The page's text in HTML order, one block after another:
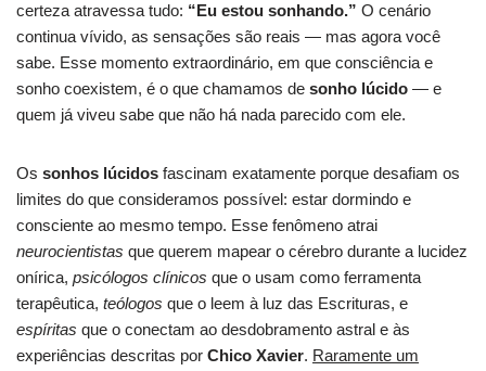
certeza atravessa tudo: “Eu estou sonhando.” O cenário
continua vívido, as sensações são reais — mas agora você
sabe. Esse momento extraordinário, em que consciência e
sonho coexistem, é o que chamamos de sonho lúcido — e
quem já viveu sabe que não há nada parecido com ele.
Os sonhos lúcidos fascinam exatamente porque desafiam os
limites do que consideramos possível: estar dormindo e
consciente ao mesmo tempo. Esse fenômeno atrai
neurocientistas que querem mapear o cérebro durante a lucidez
onírica, psicólogos clínicos que o usam como ferramenta
terapêutica, teólogos que o leem à luz das Escrituras, e
espíritas que o conectam ao desdobramento astral e às
experiências descritas por Chico Xavier. Raramente um